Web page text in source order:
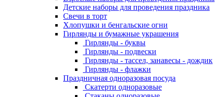
Детские наборы для проведения праздника
Свечи в торт
Хлопушки и бенгальские огни
Гирлянды и бумажные украшения
Гирлянды - буквы
Гирлянды - подвески
Гирлянды - тассел, занавесы - дождик
Гирлянды - флажки
Праздничная одноразовая посуда
Скатерти одноразовые